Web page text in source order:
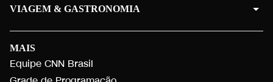
MAIS
Equipe CNN Brasil
VIAGEM & GASTRONOMIA